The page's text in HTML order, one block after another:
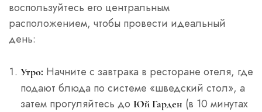
воспользуйтесь его центральным
расположением, чтобы провести идеальный
день:
Утро: Начните с завтрака в ресторане отеля, где
подают блюда по системе «шведский стол», а
затем прогуляйтесь до Юй Гарден (в 10 минутах